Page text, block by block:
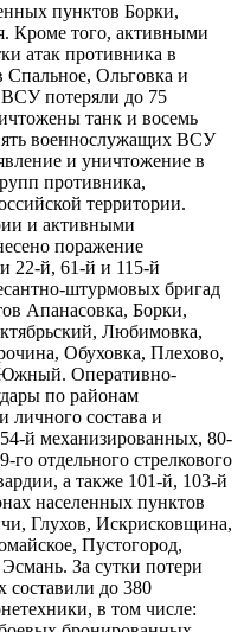
пунктов Борки,
Кроме того, активными
атак противника в
Спальное, Ольговка и
ВСУ потеряли до 75
танк и восемь
военнослужащих ВСУ
и уничтожение в
противника,
территории.
и активными
поражение
22-й, 61-й и 115-й
​штурмовых бригад
Апанасовка, Борки,
Любимовка,
Обуховка, Плехово,
Южный. Оперативно-​
по районам
личного состава и
й механизированных, 80-
отдельного стрелкового
а также 101-й, 103-й
населенных пунктов
Глухов, Искрисковщина,
Пустогород,
За сутки потери
до 380
в том числе: